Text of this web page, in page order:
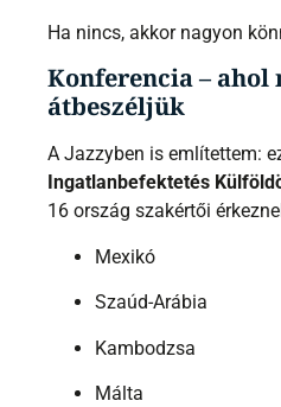
Ha nincs, akkor nagyon
Konferencia – ahol
átbeszéljük
A Jazzyben is említettem:
Ingatlanbefektetés
16 ország szakértői
Mexikó
Szaúd-Arábia
Kambodzsa
Málta